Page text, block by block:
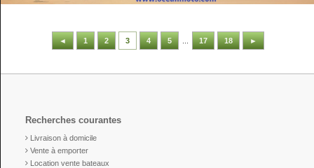
◄ 1 2 3 4 5 17 18 ►
Recherches courantes
Livraison à domicile
Vente à emporter
Location vente bateaux